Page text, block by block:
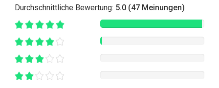
Durchschnittliche Bewertung: 5.0 (47 Meinungen)